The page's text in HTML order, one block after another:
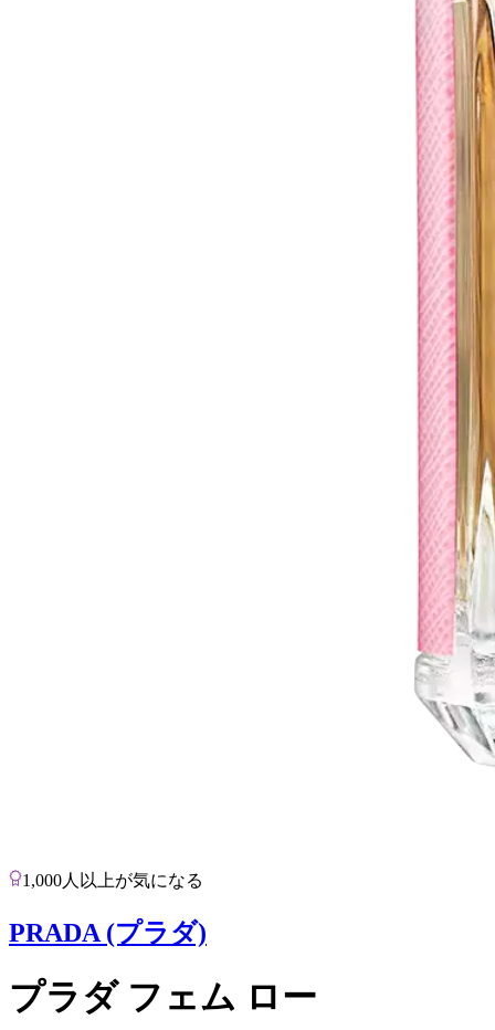
1,000人以上が気になる
PRADA (プラダ)
プラダ フェム ロー